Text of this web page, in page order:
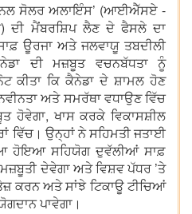
ਸੋਲਰ ਅਲਾਇੰਸ’ (ਆਈਐੱਸਏ -
ਦੀ ਮੈਂਬਰਸ਼ਿਪ ਲੈਣ ਦੇ ਫੈਸਲੇ ਦਾ
ਊਰਜਾ ਅਤੇ ਜਲਵਾਯੂ ਤਬਦੀਲੀ
ਦੀ ਮਜ਼ਬੂਤ ਵਚਨਬੱਧਤਾ ਨੂੰ
ਕਿ ਕੈਨੇਡਾ ਦੇ ਸ਼ਾਮਲ ਹੋਣ
ਅਤੇ ਸਮਰੱਥਾ ਵਧਾਉਣ ਵਿੱਚ
ਹੋਵੇਗਾ, ਖਾਸ ਕਰਕੇ ਵਿਕਾਸਸ਼ੀਲ
ਵਿੱਚ। ਉਨ੍ਹਾਂ ਨੇ ਸਹਿਮਤੀ ਜਤਾਈ
ਹੋਇਆ ਸਹਿਯੋਗ ਦੁਵੱਲੀਆਂ ਸਾਫ਼
ਦੇਵੇਗਾ ਅਤੇ ਵਿਸ਼ਵ ਪੱਧਰ ’ਤੇ
ਕਰਨ ਅਤੇ ਸਾਂਝੇ ਟਿਕਾਊ ਟੀਚਿਆਂ
ਪਾਵੇਗਾ।